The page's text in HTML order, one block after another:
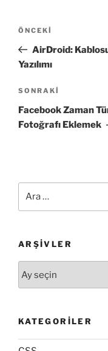
Yazı
Önceki
Yazı
ÖNCEKI
AirDroid:
Yazılımı
Sonraki
Yazı
SONRAKI
Facebook Zaman
Fotoğrafı Eklemek
ARŞIVLER
KATEGORILER